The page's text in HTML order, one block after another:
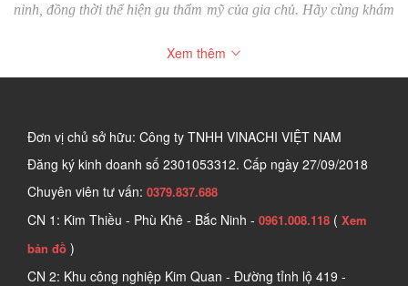
ninh, đồng thời thể hiện gu thẩm mỹ của gia chủ. Hãy cùng khám
Khóa cửa gỗ là lựa chọn phổ biến cho cửa chính trong các ngôi
nhà hiện đại. Không chỉ đảm bảo an toàn, phụ kiện này còn góp
Xem thêm
Đơn vị chủ sở hữu: Công ty TNHH VINACHI VIỆT NAM
Đăng ký kinh doanh số 2301053312. Cấp ngày 27/09/2018
Chuyên viên tư vấn: 0379.837.688
CN 1: Kim Thiều - Phù Khê - Bắc Ninh - 0961.008.118 ( Xem
bản đồ )
CN 2: Khu công nghiệp Kim Quan - Đường tỉnh lộ 419 -